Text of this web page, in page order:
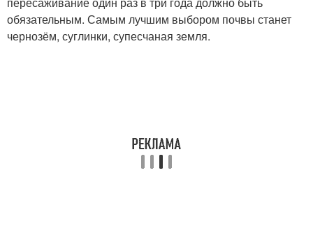
обязательным. Самым лучшим выбором почвы станет
чернозём, суглинки, супесчаная земля.